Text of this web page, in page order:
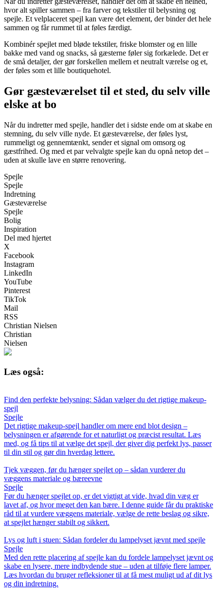
hvor alt spiller sammen – fra farver og tekstiler til belysning og
spejle. Et velplaceret spejl kan være det element, der binder det hele
sammen og får rummet til at føles færdigt.
Kombinér spejlet med bløde tekstiler, friske blomster og en lille
bakke med vand og snacks, så gæsterne føler sig forkælede. Det er
de små detaljer, der gør forskellen mellem et neutralt værelse og et,
der føles som et lille boutiquehotel.
Gør gæsteværelset til et sted, du selv ville
elske at bo
Når du indretter med spejle, handler det i sidste ende om at skabe en
stemning, du selv ville nyde. Et gæsteværelse, der føles lyst,
rummeligt og gennemtænkt, sender et signal om omsorg og
gæstfrihed. Og med et par velvalgte spejle kan du opnå netop det –
uden at skulle lave en større renovering.
Spejle
Spejle
Indretning
Gæsteværelse
Spejle
Bolig
Inspiration
Del med hjertet
X
Facebook
Instagram
LinkedIn
YouTube
Pinterest
TikTok
Mail
RSS
Christian Nielsen
Christian
Nielsen
Læs også:
Find den perfekte belysning: Sådan vælger du det rigtige makeup-
spejl
Spejle
Det rigtige makeup-spejl handler om mere end blot design –
belysningen er afgørende for et naturligt og præcist resultat. Læs
med, og få tips til at vælge det spejl, der giver dig perfekt lys, passer
til din stil og gør din hverdag lettere.
Tjek væggen, før du hænger spejlet op – sådan vurderer du
væggens materiale og bæreevne
Spejle
Før du hænger spejlet op, er det vigtigt at vide, hvad din væg er
lavet af, og hvor meget den kan bære. I denne guide får du praktiske
råd til at vurdere væggens materiale, vælge de rette beslag og sikre,
at spejlet hænger stabilt og sikkert.
Lys og luft i stuen: Sådan fordeler du lampelyset jævnt med spejle
Spejle
Med den rette placering af spejle kan du fordele lampelyset jævnt og
skabe en lysere, mere indbydende stue – uden at tilføje flere lamper.
Læs hvordan du bruger refleksioner til at få mest muligt ud af dit lys
og din indretning.